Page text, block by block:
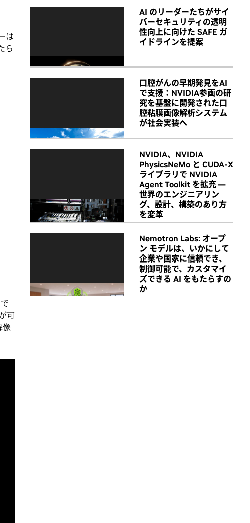
は
ら
可
像
AI のリーダーたちがサイ
バーセキュリティの透明
性向上に向けた SAFE ガ
イドラインを提案
口腔がんの早期発見をAI
で支援：NVIDIA参画の研
究を基盤に開発された口
腔粘膜画像解析システム
が社会実装へ
NVIDIA、NVIDIA
PhysicsNeMo と CUDA-X
ライブラリで NVIDIA
Agent Toolkit を拡充 ―
世界のエンジニアリン
グ、設計、構築のあり方
を変革
Nemotron Labs: オープ
ン モデルは、いかにして
企業や国家に信頼でき、
制御可能で、カスタマイ
ズできる AI をもたらすの
か